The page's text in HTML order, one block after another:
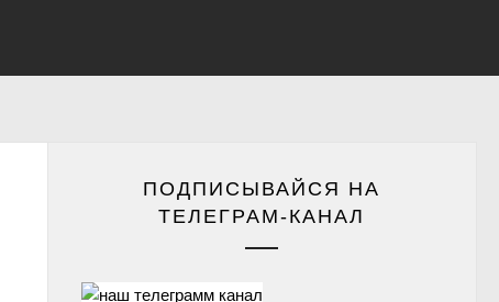
ПОДПИСЫВАЙСЯ НА
ТЕЛЕГРАМ-КАНАЛ